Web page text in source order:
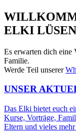
ELKI LÜSEN
Es erwarten dich
Familie.
Werde Teil unserer
UNSER
Das Elki bietet euch
Kurse, Vorträge,
Eltern und vieles